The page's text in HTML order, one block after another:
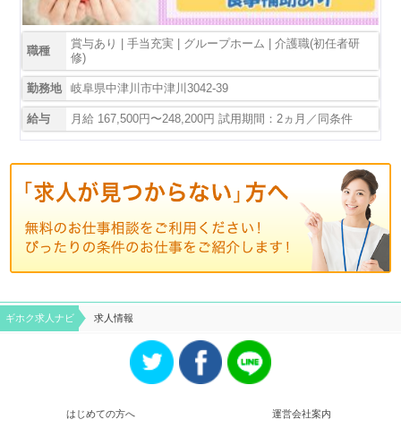
職種
賞与あり | 手当充実 | グループホーム | 介護職(初任者研
修)
勤務地 岐阜県中津川市中津川3042-39
給与 月給 167,500円〜248,200円 試用期間：2ヵ月／同条件
ギホク求⼈ナビ 求人情報
はじめての方へ 運営会社案内